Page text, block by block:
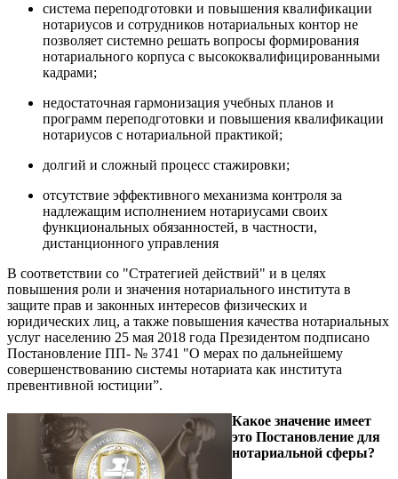
система переподготовки и повышения квалификации
нотариусов и сотрудников нотариальных контор не
позволяет системно решать вопросы формирования
нотариального корпуса с высококвалифицированными
кадрами;
недостаточная гармонизация учебных планов и
программ переподготовки и повышения квалификации
нотариусов с нотариальной практикой;
долгий и сложный процесс стажировки;
отсутствие эффективного механизма контроля за
надлежащим исполнением нотариусами своих
функциональных обязанностей, в частности,
дистанционного управления
В соответствии со "Стратегией действий" и в целях
повышения роли и значения нотариального института в
защите прав и законных интересов физических и
юридических лиц, а также повышения качества нотариальных
услуг населению 25 мая 2018 года Президентом подписано
Постановление ПП- № 3741 "О мерах по дальнейшему
совершенствованию системы нотариата как института
превентивной юстиции”.
Какое значение имеет
это Постановление для
нотариальной сферы?